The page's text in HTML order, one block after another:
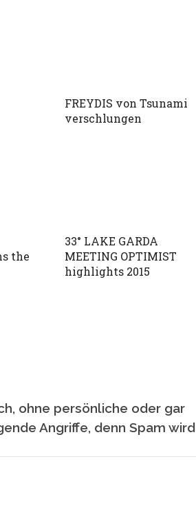
FREYDIS von Tsunami
verschlungen
the
33° LAKE GARDA
MEETING OPTIMIST
highlights 2015
ohne persönliche oder gar
Angriffe, denn Spam wird